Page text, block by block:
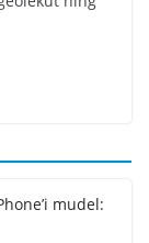
mudel: